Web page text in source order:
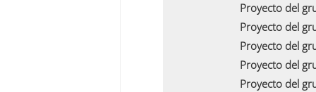
Proyecto del
Proyecto del
Proyecto del
Proyecto del
Proyecto del